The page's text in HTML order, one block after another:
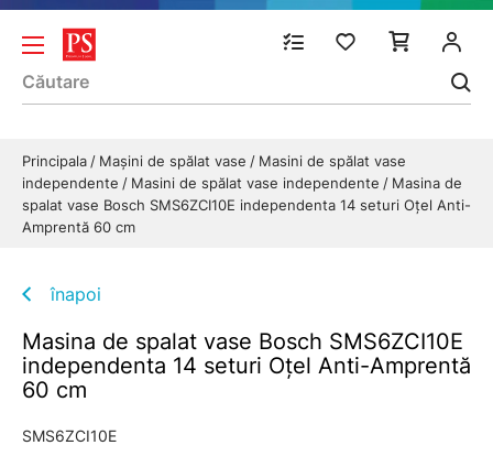
Principala Mașini de spălat vase
Masini de spălat vase
independente
Masini de spălat vase independente
Masina de
spalat vase Bosch SMS6ZCI10E independenta 14 seturi Oțel Anti-
Amprentă 60 cm
înapoi
Masina de spalat vase Bosch SMS6ZCI10E
independenta 14 seturi Oțel Anti-Amprentă
60 cm
SMS6ZCI10E